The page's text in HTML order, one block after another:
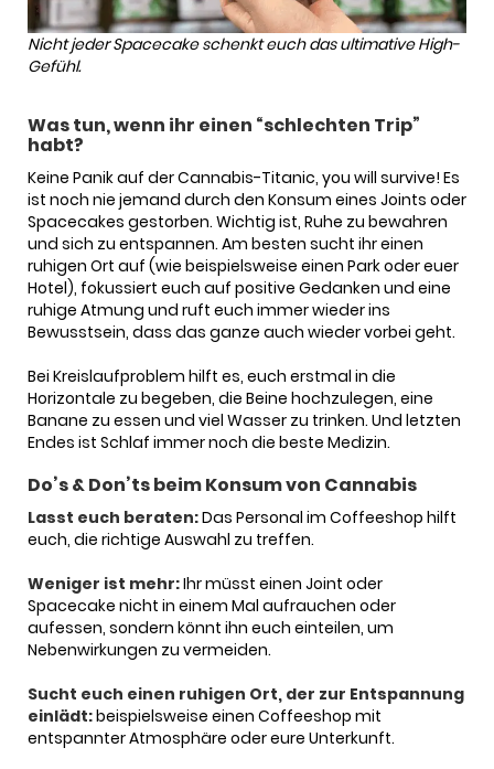
Nicht jeder Spacecake schenkt euch das ultimative High-
Gefühl.
Was tun, wenn ihr einen “schlechten Trip”
habt?
Keine Panik auf der Cannabis-Titanic, you will survive! Es
ist noch nie jemand durch den Konsum eines Joints oder
Spacecakes gestorben. Wichtig ist, Ruhe zu bewahren
und sich zu entspannen. Am besten sucht ihr einen
ruhigen Ort auf (wie beispielsweise einen Park oder euer
Hotel), fokussiert euch auf positive Gedanken und eine
ruhige Atmung und ruft euch immer wieder ins
Bewusstsein, dass das ganze auch wieder vorbei geht.
Bei Kreislaufproblem hilft es, euch erstmal in die
Horizontale zu begeben, die Beine hochzulegen, eine
Banane zu essen und viel Wasser zu trinken. Und letzten
Endes ist Schlaf immer noch die beste Medizin.
Do’s & Don’ts beim Konsum von Cannabis
Lasst euch beraten:Das Personal im Coffeeshop hilft
euch, die richtige Auswahl zu treffen.
Weniger ist mehr:Ihr müsst einen Joint oder
Spacecake nicht in einem Mal aufrauchen oder
aufessen, sondern könnt ihn euch einteilen, um
Nebenwirkungen zu vermeiden.
Sucht euch einen ruhigen Ort, der zur Entspannung
einlädt:beispielsweise einen Coffeeshop mit
entspannter Atmosphäre oder eure Unterkunft.